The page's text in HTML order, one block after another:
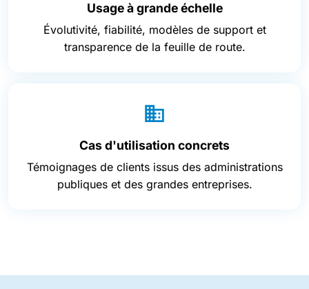
Usage à grande échelle
Évolutivité, fiabilité, modèles de support et
transparence de la feuille de route.
Cas d'utilisation concrets
Témoignages de clients issus des administrations
publiques et des grandes entreprises.